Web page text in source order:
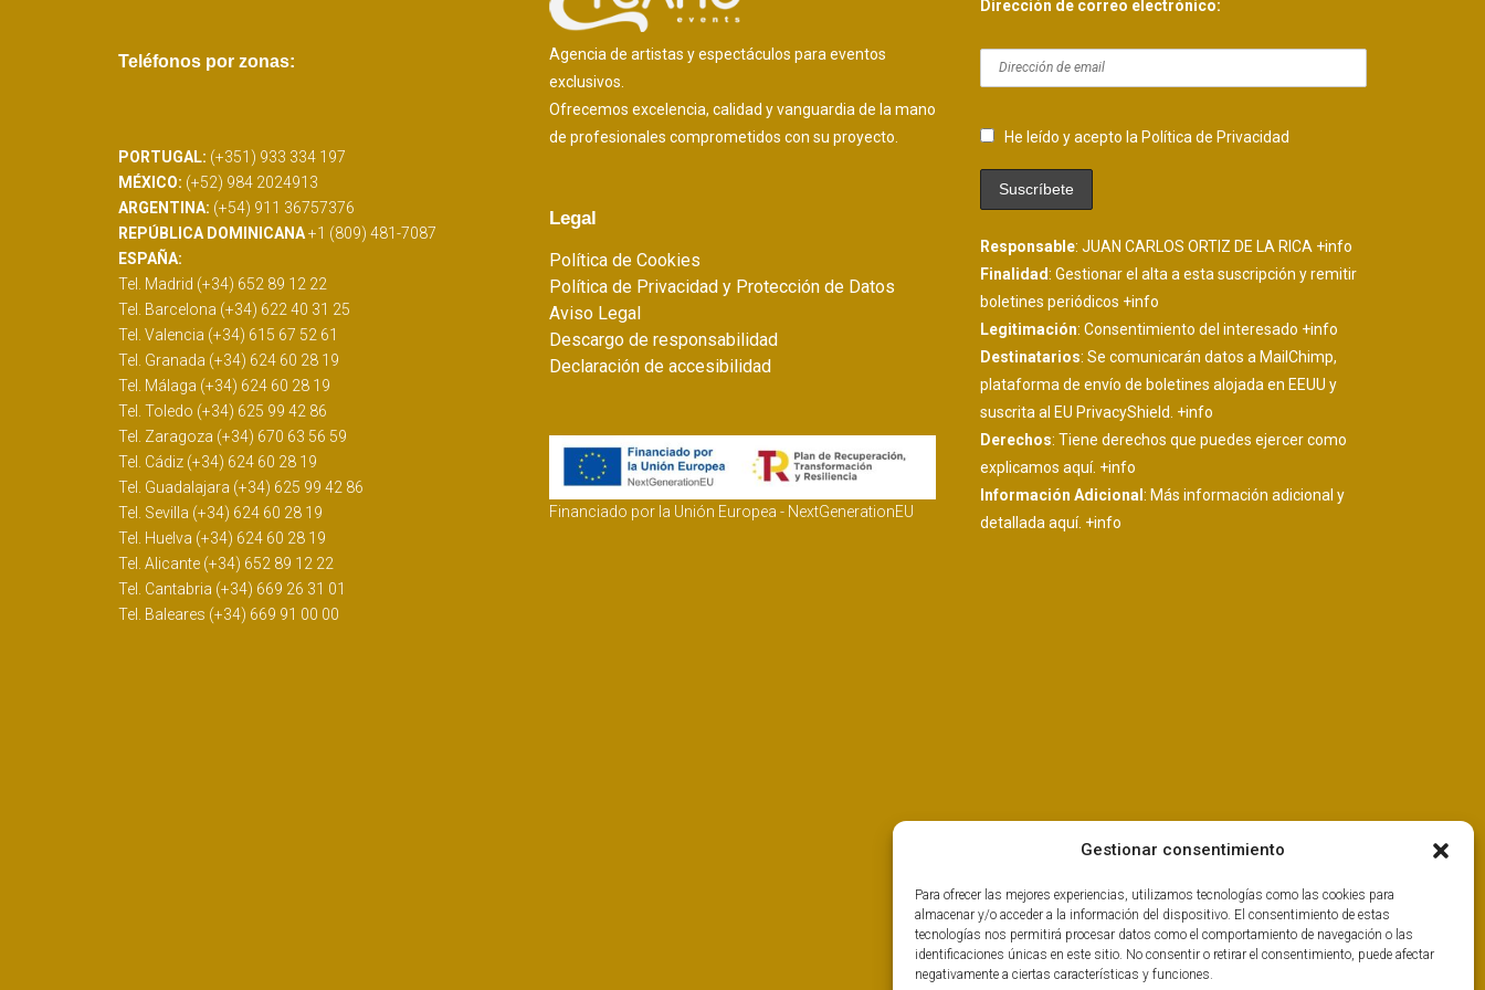
Gestionar consentimiento
Para ofrecer las mejores experiencias, utilizamos tecnologías como las cookies para
almacenar y/o acceder a la información del dispositivo. El consentimiento de estas
tecnologías nos permitirá procesar datos como el comportamiento de navegación o las
identificaciones únicas en este sitio. No consentir o retirar el consentimiento, puede afectar
negativamente a ciertas características y funciones.
Teléfonos por zonas:
PORTUGAL: (+351) 933 334 197
MÉXICO: (+52) 984 2024913
ARGENTINA: (+54) 911 36757376
REPÚBLICA DOMINICANA+1 (809) 481-7087
ESPAÑA:
Tel. Madrid (+34) 652 89 12 22
Tel. Barcelona (+34) 622 40 31 25
Tel. Valencia (+34) 615 67 52 61
Tel. Granada (+34) 624 60 28 19
Tel. Málaga (+34) 624 60 28 19
Tel. Toledo (+34) 625 99 42 86
Tel. Zaragoza (+34) 670 63 56 59
Tel. Cádiz (+34) 624 60 28 19
Tel. Guadalajara (+34) 625 99 42 86
Tel. Sevilla (+34) 624 60 28 19
Tel. Huelva (+34) 624 60 28 19
Tel. Alicante (+34) 652 89 12 22
Tel. Cantabria (+34) 669 26 31 01
Tel. Baleares (+34) 669 91 00 00
Agencia de artistas y espectáculos para eventos
exclusivos.
Ofrecemos excelencia, calidad y vanguardia de la mano
de profesionales comprometidos con su proyecto.
Legal
Política de Cookies
Política de Privacidad y Protección de Datos
Aviso Legal
Descargo de responsabilidad
Declaración de accesibilidad
Financiado por la Unión Europea - NextGenerationEU
Dirección de correo electrónico:
He leído y acepto la Política de Privacidad
Responsable: JUAN CARLOS ORTIZ DE LA RICA +info
Finalidad: Gestionar el alta a esta suscripción y remitir
boletines periódicos +info
Legitimación: Consentimiento del interesado +info
Destinatarios: Se comunicarán datos a MailChimp,
plataforma de envío de boletines alojada en EEUU y
suscrita al EU PrivacyShield. +info
Derechos: Tiene derechos que puedes ejercer como
explicamos aquí. +info
Información Adicional : Más información adicional y
detallada aquí. +info